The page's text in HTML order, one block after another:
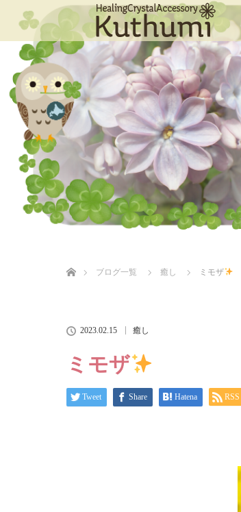
ブログ一覧
癒し ミモザ
2023.02.15 癒し
ミモザ
Tweet Share Hatena RSS